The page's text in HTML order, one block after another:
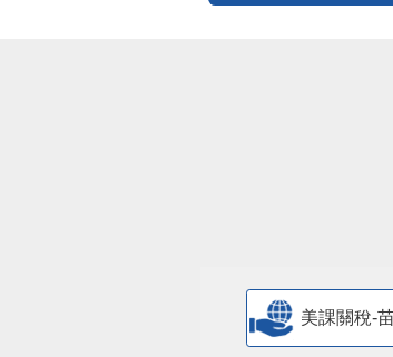
美課關稅-